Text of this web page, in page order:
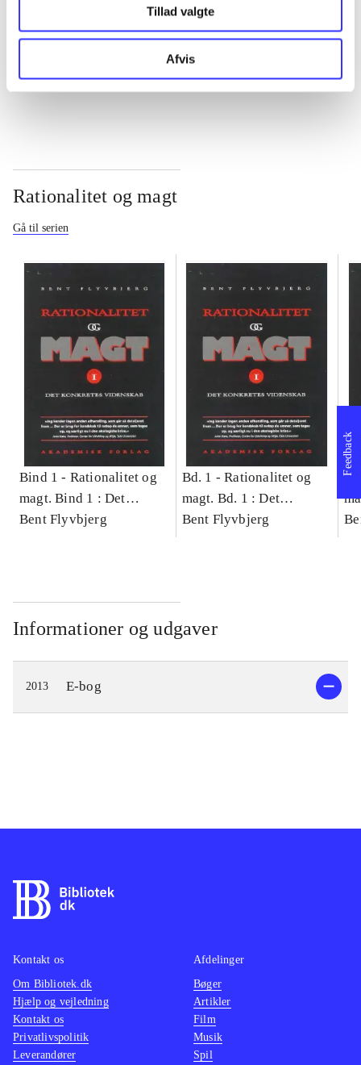
Tillad valgte
Afvis
Rationalitet og magt
Gå til serien
Bind 1 - Rationalitet og
magt. Bind 1 : Det
konkretes videnskab
Bent Flyvbjerg
Bd. 1 -Rationalitet og
magt. Bd. 1 : Det
konkretes videnskab
Bent Flyvbjerg
Informationer og udgaver
2013 E-bog
Feedback
Kontakt os
Om Bibliotek.dk
Hjælp og vejledning
Kontakt os
Privatlivspolitik
Leverandører
Afdelinger
Bøger
Artikler
Film
Musik
Spil